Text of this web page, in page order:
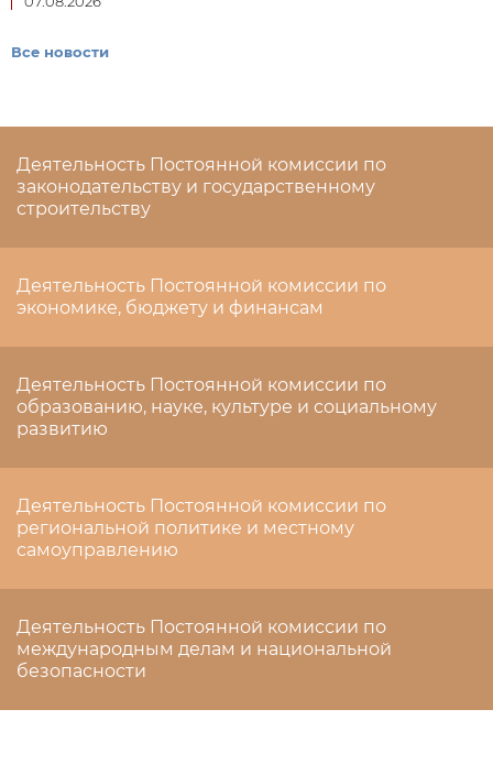
Все новости
Деятельность Постоянной комиссии по
законодательству и государственному
строительству
Деятельность Постоянной комиссии по
экономике, бюджету и финансам
Деятельность Постоянной комиссии по
образованию, науке, культуре и социальному
развитию
Деятельность Постоянной комиссии по
региональной политике и местному
самоуправлению
Деятельность Постоянной комиссии по
международным делам и национальной
безопасности